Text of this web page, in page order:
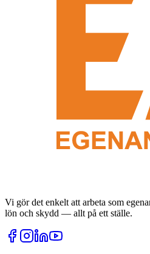
Vi gör det enkelt att arbeta som
lön och skydd — allt på ett ställe.